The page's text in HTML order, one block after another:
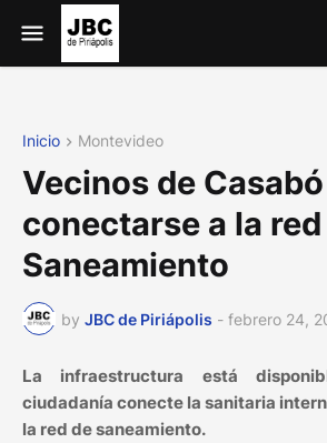
Inicio Montevideo
Vecinos de
conectarse a la
Saneamiento
by JBC de Piriápolis - febrero 24,
La infraestructura está
ciudadanía conecte la sanitaria
la red de saneamiento.